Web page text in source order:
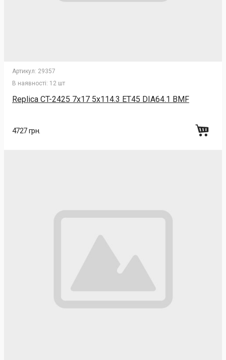
Артикул: 29357
В наявності: 12 шт
Replica CT-2425 7x17 5x114.3 ET45 DIA64.1 BMF
4727 грн.